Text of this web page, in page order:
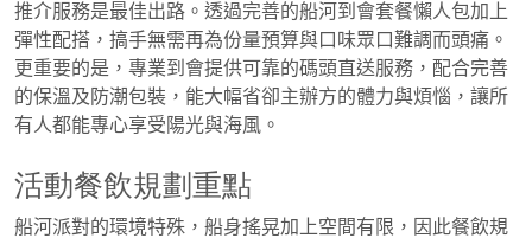
推介服務是最佳出路。透過完善的船河到會套餐懶人包加上
彈性配搭，搞手無需再為份量預算與口味眾口難調而頭痛。
更重要的是，專業到會提供可靠的碼頭直送服務，配合完善
的保溫及防潮包裝，能大幅省卻主辦方的體力與煩惱，讓所
有人都能專心享受陽光與海風。
活動餐飲規劃重點
船河派對的環境特殊，船身搖晃加上空間有限，因此餐飲規